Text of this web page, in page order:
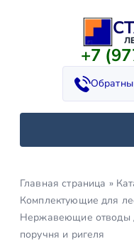
+7
Главная страница »
Комплектующие для
Нержавеющие отводы
поручня и ригеля